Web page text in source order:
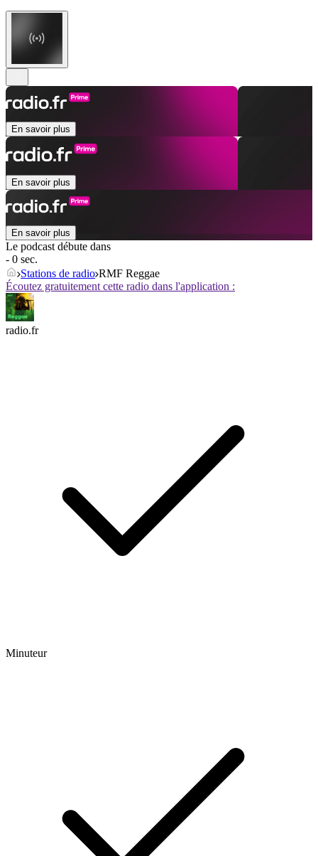
En savoir plus
En savoir plus
En savoir plus
Le podcast débute dans
- 0 sec.
Stations de radio RMF Reggae
Écoutez gratuitement cette radio dans l'application :
radio.fr
Minuteur